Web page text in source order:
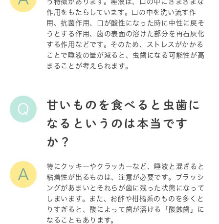
作用をもたらしています。口の中を洗い流す作
用、抗菌作用、口が酸性になった時に中性に戻そ
うとする作用、歯の表面の溶けた部分を再石灰化
する作用などです。そのため、ストレスがかかる
ことで唾液の量が減ると、虫歯になる可能性が高
まることが考えられます。
Q
甘いものを食べると虫歯に
なるというのは本当です
か？
A
特にクッキーやクラッカーなど、唾液と混ざると
粘着性が出るものは、注意が必要です。ブラッシ
ングがあまいとそれらが歯に残った状態になって
しまいます。また、お酢や柑橘系のものを多くと
りすぎると、酸によって歯が溶ける「酸蝕歯」に
なることもあります。